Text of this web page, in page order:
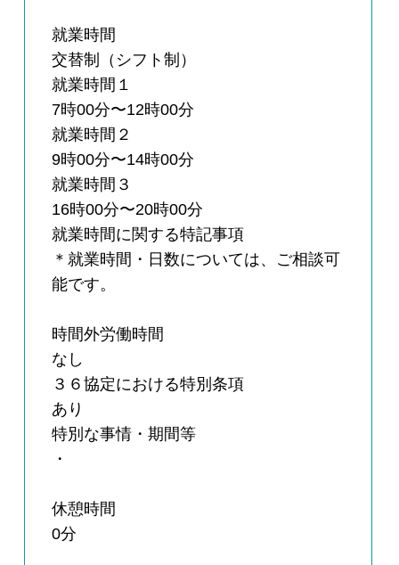
就業時間
交替制（シフト制）
就業時間１
7時00分〜12時00分
就業時間２
9時00分〜14時00分
就業時間３
16時00分〜20時00分
就業時間に関する特記事項
＊就業時間・日数については、ご相談可
能です。
時間外労働時間
なし
３６協定における特別条項
あり
特別な事情・期間等
・
休憩時間
0分